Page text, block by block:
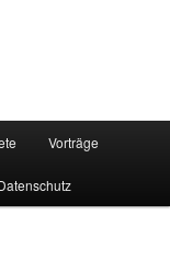
Vorträge